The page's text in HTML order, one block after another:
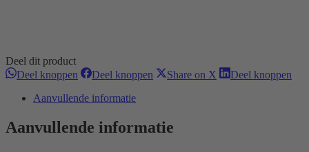
Deel dit product
Deel knoppen DeelDeel knoppen DeelShare on X DeelDeel knoppen
Aanvullende informatie
Aanvullende informatie